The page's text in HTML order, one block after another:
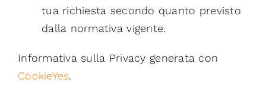
tua richiesta secondo quanto previsto
dalla normativa vigente.
Informativa sulla Privacy generata con
CookieYes.